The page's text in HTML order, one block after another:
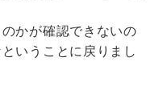
かが確認できないの
いうことに戻りまし